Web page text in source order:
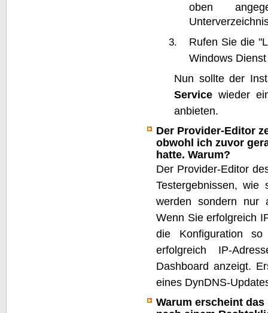
oben
Rufen Sie die
Windows
Nun sollte der
Servicewieder
anbieten.
Der Provider-Editor
obwohl ich zuvor
hatte. Warum?
Der Provider-Editor
Testergebnissen, wie
werden sondern nur
Wenn Sie erfolgreich
die Konfiguration
erfolgreich IP-
Dashboard anzeigt.
eines DynDNS-
Warum erscheint